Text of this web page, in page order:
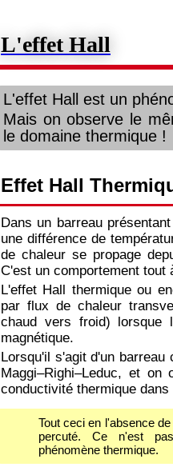
L'effet Hall
L'effet Hall est un
Mais on observe le
le domaine thermique !
Effet Hall
Dans un barreau
une différence de
de chaleur se propage
C'est un comportement tout
L'effet Hall thermique ou
par flux de chaleur
chaud vers froid) lorsque
magnétique.
Lorsqu'il s'agit d'un barreau
Maggi–Righi–Leduc, et
conductivité thermique
Tout ceci en l'absence
percuté. Ce n'est
phénomène thermique.